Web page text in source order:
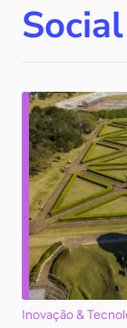
Social
Inovação &